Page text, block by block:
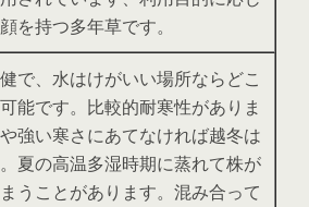
を持つ多年草です。
で、水はけがいい場所ならどこ
能です。比較的耐寒性がありま
強い寒さにあてなければ越冬は
夏の高温多湿時期に蒸れて株が
うことがあります。混み合って